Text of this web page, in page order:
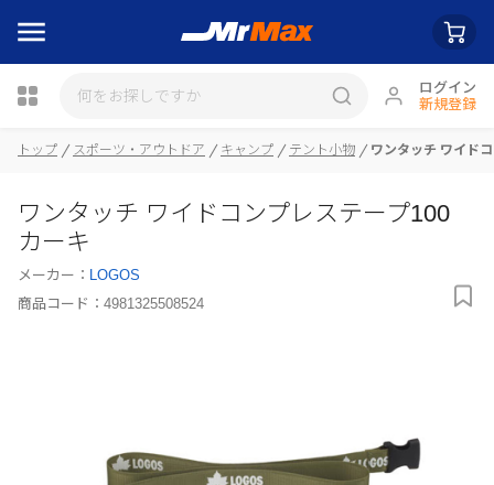
ログイン
新規登録
瓶詰
トップ スポーツ・アウトドア キャンプ テント小物 ワンタッチ ワイド
ワンタッチ ワイドコンプレステープ100
カーキ
メーカー： LOGOS
商品コード： 4981325508524